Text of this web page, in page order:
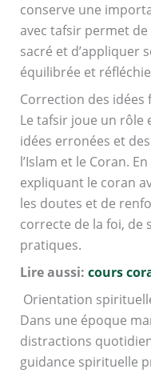
conserve une
avec tafsir permet
sacré et d’appliquer
équilibrée et
Correction des idées
Le tafsir joue un rôle
idées erronées et
l’Islam et le Coran.
expliquant le coran
les doutes et de
correcte de la foi, de
pratiques.
Lire aussi: cours
Orientation
Dans une époque
distractions
guidance spirituelle